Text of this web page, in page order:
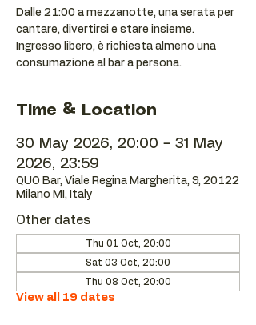
Dalle 21:00 a mezzanotte, una serata per
cantare, divertirsi e stare insieme.
Ingresso libero, è richiesta almeno una
consumazione al bar a persona.
Time & Location
30 May 2026, 20:00 – 31 May
2026, 23:59
QUO Bar, Viale Regina Margherita, 9, 20122
Milano MI, Italy
Other dates
Thu 01 Oct, 20:00
Sat 03 Oct, 20:00
Thu 08 Oct, 20:00
View all 19 dates